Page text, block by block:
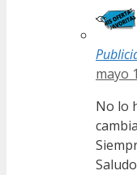
mayo
No lo